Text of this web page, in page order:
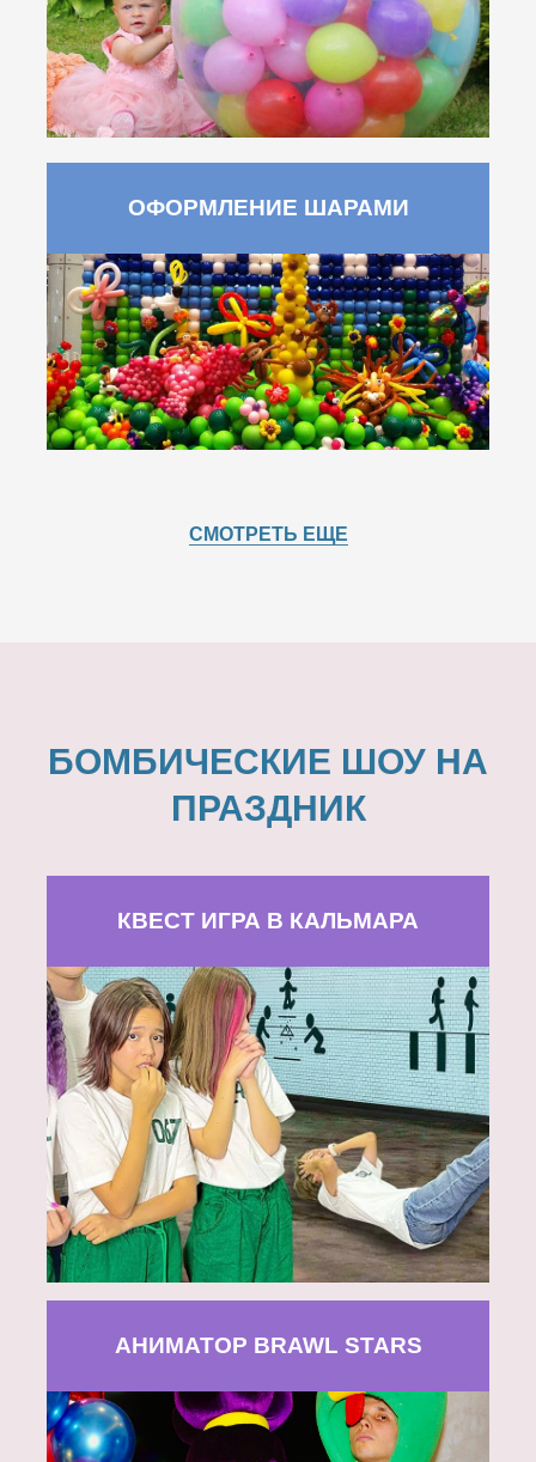
ОФОРМЛЕНИЕ ШАРАМИ
СМОТРЕТЬ ЕЩЕ
БОМБИЧЕСКИЕ ШОУ НА
ПРАЗДНИК
КВЕСТ ИГРА В КАЛЬМАРА
АНИМАТОР BRAWL STARS